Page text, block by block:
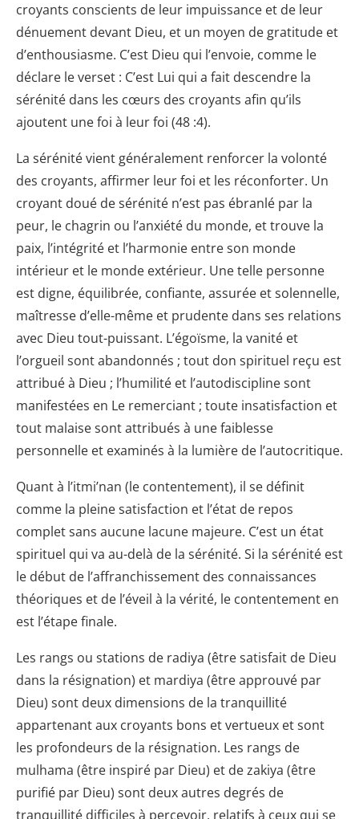
croyants conscients de leur impuissance et de leur
dénuement devant Dieu, et un moyen de gratitude et
d’enthousiasme. C’est Dieu qui l’envoie, comme le
déclare le verset : C’est Lui qui a fait descendre la
sérénité dans les cœurs des croyants afin qu’ils
ajoutent une foi à leur foi (48 :4).
La sérénité vient généralement renforcer la volonté
des croyants, affirmer leur foi et les réconforter. Un
croyant doué de sérénité n’est pas ébranlé par la
peur, le chagrin ou l’anxiété du monde, et trouve la
paix, l’intégrité et l’harmonie entre son monde
intérieur et le monde extérieur. Une telle personne
est digne, équilibrée, confiante, assurée et solennelle,
maîtresse d’elle-même et prudente dans ses relations
avec Dieu tout-puissant. L’égoïsme, la vanité et
l’orgueil sont abandonnés ; tout don spirituel reçu est
attribué à Dieu ; l’humilité et l’autodiscipline sont
manifestées en Le remerciant ; toute insatisfaction et
tout malaise sont attribués à une faiblesse
personnelle et examinés à la lumière de l’autocritique.
Quant à l’itmi’nan (le contentement), il se définit
comme la pleine satisfaction et l’état de repos
complet sans aucune lacune majeure. C’est un état
spirituel qui va au-delà de la sérénité. Si la sérénité est
le début de l’affranchissement des connaissances
théoriques et de l’éveil à la vérité, le contentement en
est l’étape finale.
Les rangs ou stations de radiya (être satisfait de Dieu
dans la résignation) et mardiya (être approuvé par
Dieu) sont deux dimensions de la tranquillité
appartenant aux croyants bons et vertueux et sont
les profondeurs de la résignation. Les rangs de
mulhama (être inspiré par Dieu) et de zakiya (être
purifié par Dieu) sont deux autres degrés de
tranquillité difficiles à percevoir, relatifs à ceux qui se